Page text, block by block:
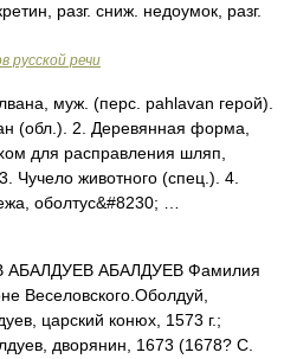
разг. сниж. недоумок, разг.
русской речи
муж. (перс. pahlavan герой).
(обл.). 2. Деревянная форма,
для расправления шляп,
Чучело животного (спец.). 4.
оболтус&#8230; …
АБАЛДУЕВ Фамилия
Веселовского.Оболдуй,
царский конюх, 1573 г.;
дворянин, 1673 (1678? С.